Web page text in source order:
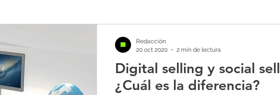
paid media marca personal
Digital selling y social
¿Cuál es la diferencia?
Redacción
20 oct 2020
2 min de lectura